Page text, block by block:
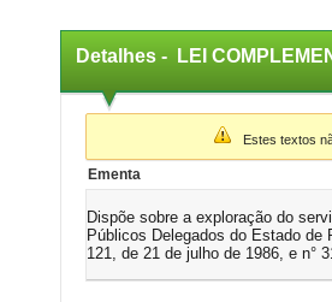
Detalhes - LEI
▼
Estes textos
Ementa
Dispõe sobre a exploração do
Públicos Delegados do Estado de
121, de 21 de julho de 1986, e n°